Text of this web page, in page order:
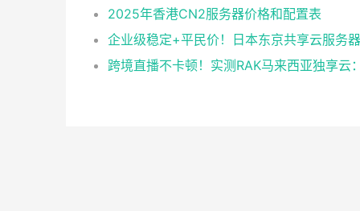
2025年香港CN2服务器价格和配置表